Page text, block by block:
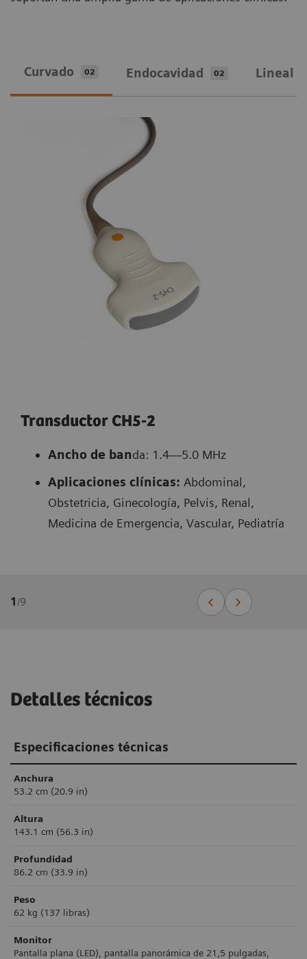
Curvado 02 Endocavidad 02 Lineal
Transductor CH5-2
Ancho de banda: 1.4—5.0 MHz
Aplicaciones clínicas: Abdominal,
Obstetricia, Ginecología, Pelvis, Renal,
Medicina de Emergencia, Vascular, Pediatría
1/9
Detalles técnicos
Especificaciones técnicas
Anchura
53.2 cm (20.9 in)
Altura
143.1 cm (56.3 in)
Profundidad
86.2 cm (33.9 in)
Peso
62 kg (137 libras)
Monitor
Pantalla plana (LED), pantalla panorámica de 21,5 pulgadas,